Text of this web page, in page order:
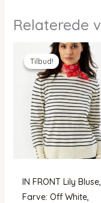
Relaterede
Tilbud!
Tilbud!
IN FRONT Lily Bluse,
Farve: Off White,